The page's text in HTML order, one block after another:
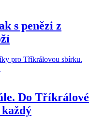
s penězi z
Do Tříkrálové